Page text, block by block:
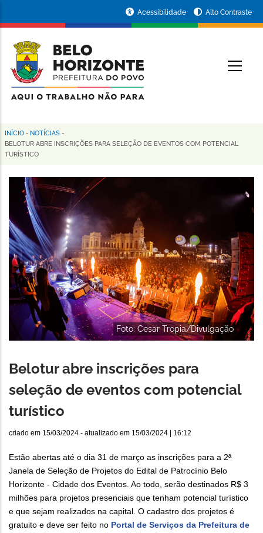
conteúdo
principal
da
Prefeitura
de
Horizonte
Acessibilidade Alto Contraste
Trilha
de
navegação
INÍCIO - NOTÍCIAS -
BELOTUR ABRE INSCRIÇÕES PARA SELEÇÃO DE EVENTOS COM POTENCIAL
TURÍSTICO
Foto: Cesar Tropia/Divulgação
Belotur abre inscrições para
seleção de eventos com potencial
turístico
criado em 15/03/2024 - atualizado em 15/03/2024 | 16:12
Estão abertas até o dia 31 de março as inscrições para a 2ª
Janela de Seleção de Projetos do Edital de Patrocínio Belo
Horizonte - Cidade dos Eventos. Ao todo, serão destinados R$ 3
milhões para projetos presenciais que tenham potencial turístico
e que sejam realizados na capital. O cadastro dos projetos é
gratuito e deve ser feito no Portal de Serviços da Prefeitura de